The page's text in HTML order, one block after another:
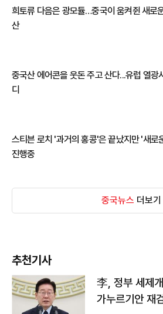
희토류 다음은 광모듈…중국이 움켜쥔 새로
산
중국산 에어콘을 웃돈 주고 산다...유럽 열광
디
스티븐 로치 '과거의 홍콩'은 끝났지만 '새로
진행중
중국뉴스 더보기
추천기사
李, 정부 세제
가누르기안 재